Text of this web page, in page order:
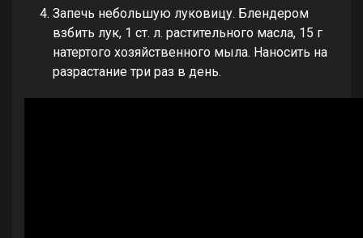
Запечь небольшую луковицу. Блендером
взбить лук, 1 ст. л. растительного масла, 15 г
натертого хозяйственного мыла. Наносить на
разрастание три раз в день.